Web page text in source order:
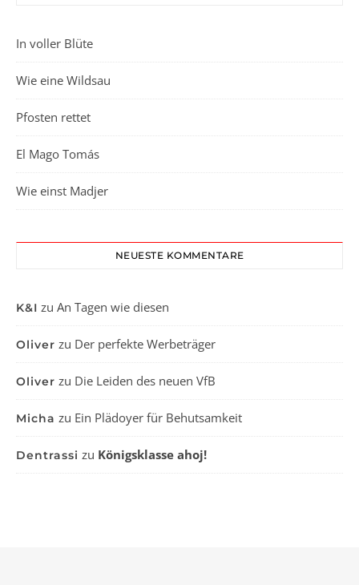
In voller Blüte
Wie eine Wildsau
Pfosten rettet
El Mago Tomás
Wie einst Madjer
NEUESTE KOMMENTARE
K&I zu An Tagen wie diesen
Oliver zu Der perfekte Werbeträger
Oliver zu Die Leiden des neuen VfB
Micha zu Ein Plädoyer für Behutsamkeit
Dentrassi zu Königsklasse ahoj!